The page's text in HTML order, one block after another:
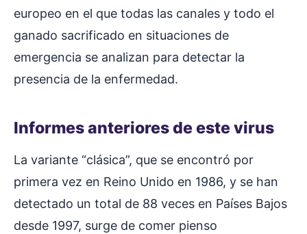
europeo en el que todas las canales y todo el
ganado sacrificado en situaciones de
emergencia se analizan para detectar la
presencia de la enfermedad.
Informes anteriores de este virus
La variante “clásica”, que se encontró por
primera vez en Reino Unido en 1986, y se han
detectado un total de 88 veces en Países Bajos
desde 1997, surge de comer pienso